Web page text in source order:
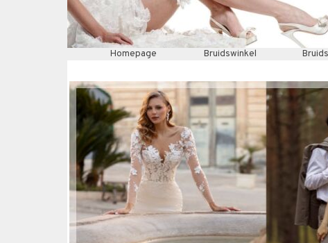
Homepage Bruidswinkel ▼